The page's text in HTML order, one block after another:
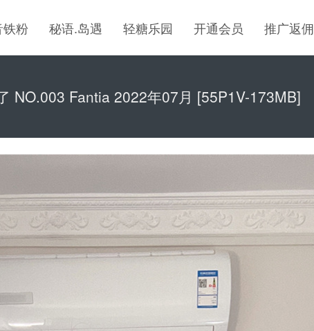
粉 秘语.岛遇 轻糖乐园 开通会员 推广返佣
NO.003 Fantia 2022年07月 [55P1V-173MB]